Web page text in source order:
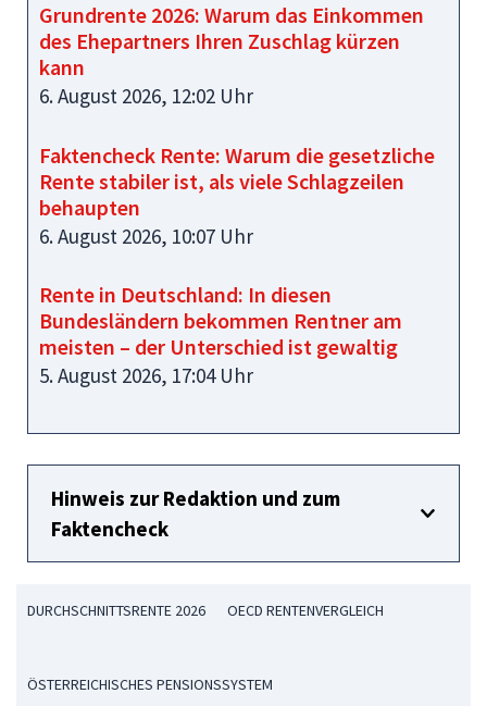
Grundrente 2026: Warum das Einkommen
des Ehepartners Ihren Zuschlag kürzen
kann
6. August 2026, 12:02 Uhr
Faktencheck Rente: Warum die gesetzliche
Rente stabiler ist, als viele Schlagzeilen
behaupten
6. August 2026, 10:07 Uhr
Rente in Deutschland: In diesen
Bundesländern bekommen Rentner am
meisten – der Unterschied ist gewaltig
5. August 2026, 17:04 Uhr
Hinweis zur Redaktion und zum
Faktencheck
DURCHSCHNITTSRENTE 2026 OECD RENTENVERGLEICH
ÖSTERREICHISCHES PENSIONSSYSTEM